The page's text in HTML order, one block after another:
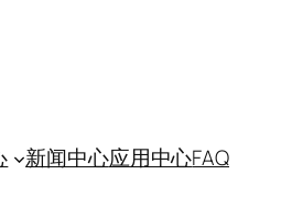
新闻中心应用中心FAQ